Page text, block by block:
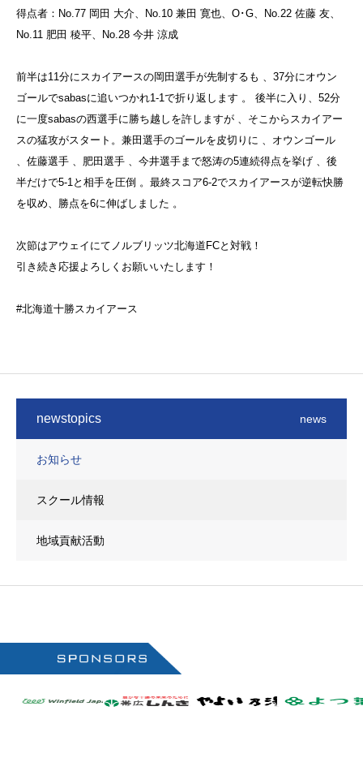
得点者：No.77 岡田 大介、No.10 兼田 寛也、O･G、No.22 佐藤 友、
No.11 肥田 稜平、No.28 今井 涼成
前半は11分にスカイアースの岡田選手が先制するも 、37分にオウン
ゴールでsabasに追いつかれ1-1で折り返します 。 後半に入り、52分
に一度sabasの西選手に勝ち越しを許しますが 、そこからスカイアー
スの猛攻がスタート。兼田選手のゴールを皮切りに 、オウンゴール
、佐藤選手 、肥田選手 、今井選手まで怒涛の5連続得点を挙げ 、後
半だけで5-1と相手を圧倒 。最終スコア6-2でスカイアースが逆転快勝
を収め、勝点を6に伸ばしました 。
次節はアウェイにてノルブリッツ北海道FCと対戦！
引き続き応援よろしくお願いいたします！
#北海道十勝スカイアース
newstopics news
お知らせ
スクール情報
地域貢献活動